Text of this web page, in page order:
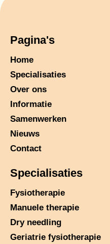
Pagina's
Home
Specialisaties
Over ons
Informatie
Samenwerken
Nieuws
Contact
Specialisaties
Fysiotherapie
Manuele therapie
Dry needling
Geriatrie fysiotherapie